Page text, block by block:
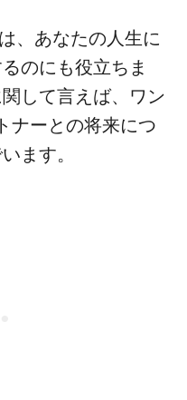
、あなたの人生に
のにも役立ちま
して言えば、ワン
ナーとの将来につ
ます。